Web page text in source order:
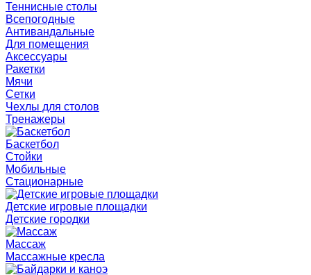
Теннисные столы
Всепогодные
Антивандальные
Для помещения
Аксессуары
Ракетки
Мячи
Сетки
Чехлы для столов
Тренажеры
Баскетбол
Стойки
Мобильные
Стационарные
Детские игровые площадки
Детские городки
Массаж
Массажные кресла